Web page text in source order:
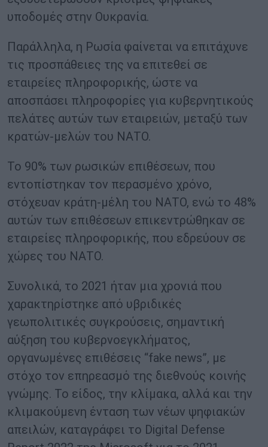
υποδομές στην Ουκρανία.
Παράλληλα, η Ρωσία φαίνεται να επιτάχυνε
τις προσπάθειες της να επιτεθεί σε
εταιρείες πληροφορικής, ώστε να
αποσπάσει πληροφορίες για κυβερνητικούς
πελάτες αυτών των εταιρειών, μεταξύ των
κρατών-μελών του ΝΑΤΟ.
Το 90% των ρωσικών επιθέσεων, που
εντοπίστηκαν τον περασμένο χρόνο,
στόχευαν κράτη-μέλη του ΝΑΤΟ, ενώ το 48%
αυτών των επιθέσεων επικεντρώθηκαν σε
εταιρείες πληροφορικής, που εδρεύουν σε
χώρες του ΝΑΤΟ.
Συνολικά, το 2021 ήταν μια χρονιά που
χαρακτηρίστηκε από υβριδικές
γεωπολιτικές συγκρούσεις, σημαντική
αύξηση του κυβερνοεγκλήματος,
οργανωμένες επιθέσεις “fake news”, με
στόχο τον επηρεασμό της διεθνούς κοινής
γνώμης. Το είδος, την κλίμακα, αλλά και την
κλιμακούμενη ένταση των νέων ψηφιακών
απειλών, καταγράφει το Digital Defense